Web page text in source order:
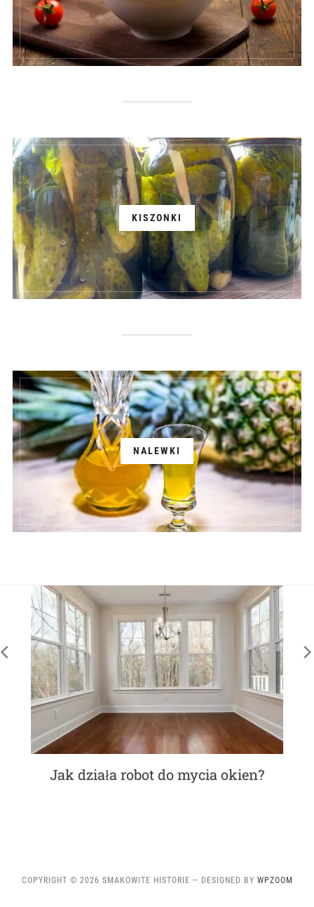
KISZONKI
NALEWKI
Jak działa robot do mycia okien?
COPYRIGHT © 2026 SMAKOWITE HISTORIE — DESIGNED BY WPZOOM